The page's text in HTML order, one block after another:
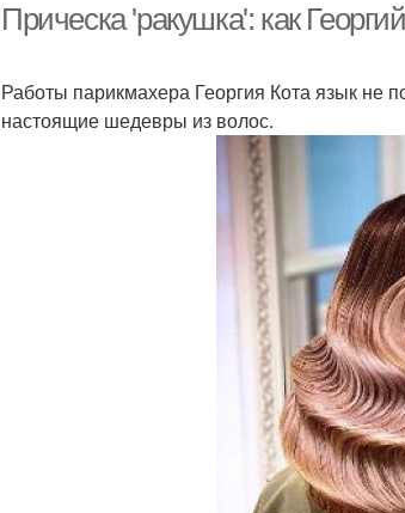
Прическа 'ракушка': как
Работы парикмахера Георгия Кота язык не
настоящие шедевры из волос.